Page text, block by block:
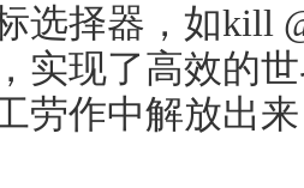
选择器，如kill
实现了高效的
劳作中解放出